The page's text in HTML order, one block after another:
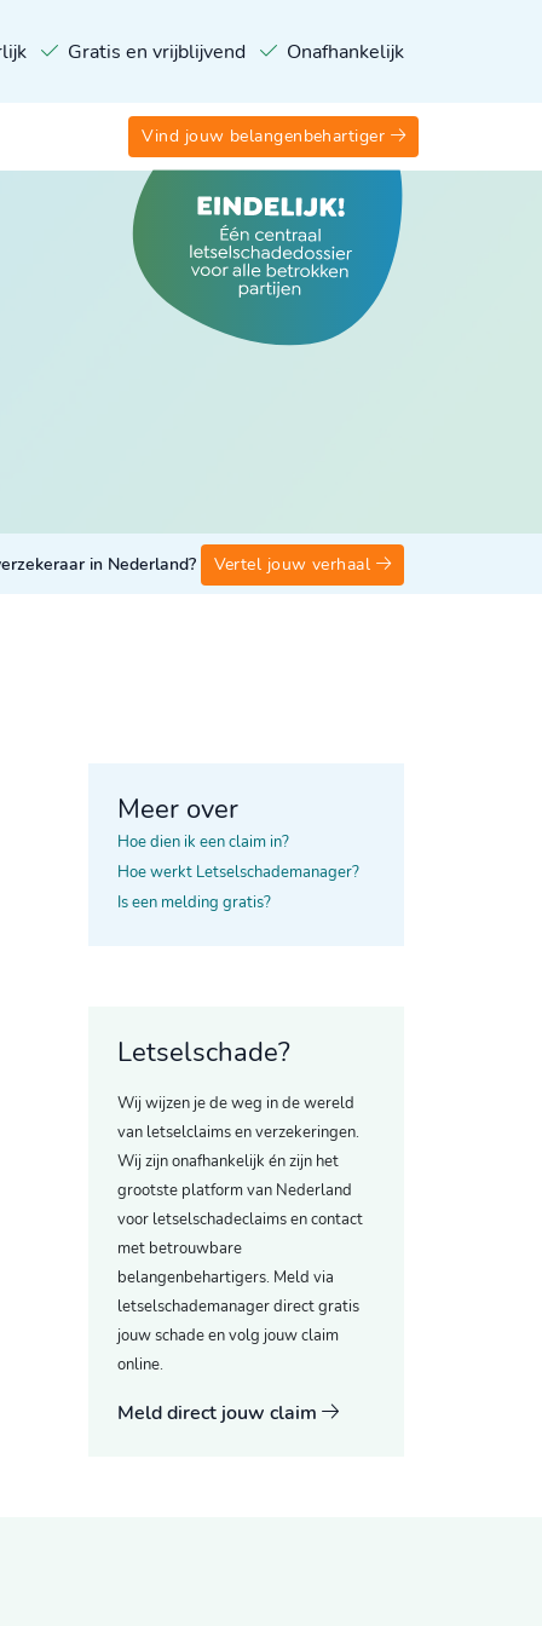
Gratis en vrijblijvend Onafhankelijk
Vind jouw belangenbehartiger
in Nederland? Vertel jouw verhaal
Meer over
Hoe dien ik een claim in?
Hoe werkt Letselschademanager?
Is een melding gratis?
Letselschade?
Wij wijzen je de weg in de wereld
van letselclaims en verzekeringen.
Wij zijn onafhankelijk én zijn het
grootste platform van Nederland
voor letselschadeclaims en contact
met betrouwbare
belangenbehartigers. Meld via
letselschademanager direct gratis
jouw schade en volg jouw claim
online.
Meld direct jouw claim